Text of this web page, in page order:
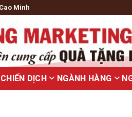
Minh
DỊCH NGÀNH HÀNG